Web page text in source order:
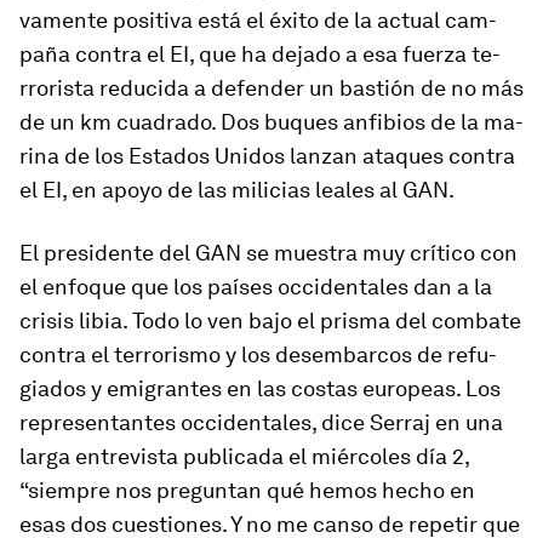
va­mente po­si­tiva está el éxito de la ac­tual cam­
paña contra el EI, que ha de­jado a esa fuerza te­
rro­rista re­du­cida a de­fender un bas­tión de no más
de un km cua­drado. Dos bu­ques an­fi­bios de la ma­
rina de los Estados Unidos lanzan ata­ques contra
el EI, en apoyo de las mi­li­cias leales al GAN.
El pre­si­dente del GAN se muestra muy crí­tico con
el en­foque que los países oc­ci­den­tales dan a la
crisis li­bia. Todo lo ven bajo el prisma del com­bate
contra el te­rro­rismo y los des­em­barcos de re­fu­
giados y emi­grantes en las costas eu­ro­peas. Los
re­pre­sen­tantes oc­ci­den­ta­les, dice Serraj en una
larga en­tre­vista pu­bli­cada el miér­coles día 2,
“siempre nos pre­guntan qué hemos hecho en
esas dos cues­tio­nes. Y no me canso de re­petir que